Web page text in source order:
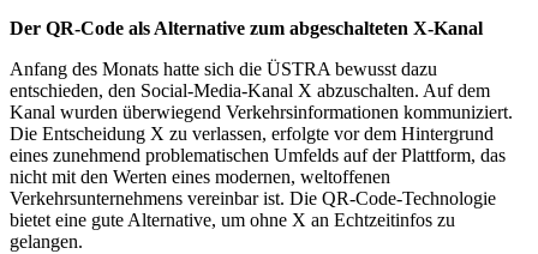
Der QR-Code als Alternative zum abgeschalteten X-Kanal
Anfang des Monats hatte sich die ÜSTRA bewusst dazu
entschieden, den Social-Media-Kanal X abzuschalten. Auf dem
Kanal wurden überwiegend Verkehrsinformationen kommuniziert.
Die Entscheidung X zu verlassen, erfolgte vor dem Hintergrund
eines zunehmend problematischen Umfelds auf der Plattform, das
nicht mit den Werten eines modernen, weltoffenen
Verkehrsunternehmens vereinbar ist. Die QR-Code-Technologie
bietet eine gute Alternative, um ohne X an Echtzeitinfos zu
gelangen.